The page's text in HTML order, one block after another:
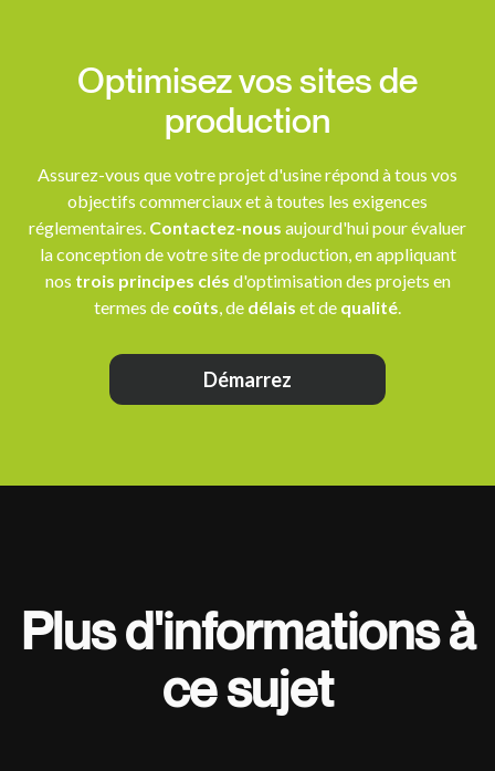
Optimisez vos sites de
production
Assurez-vous que votre projet d'usine répond à tous vos
objectifs commerciaux et à toutes les exigences
réglementaires. Contactez-nous aujourd'hui pour évaluer
la conception de votre site de production, en appliquant
nos trois principes clés d'optimisation des projets en
termes de coûts, de délais et de qualité.
Démarrez
Plus d'informations à
ce sujet